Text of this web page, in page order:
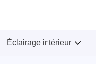
Éclairage intérieur